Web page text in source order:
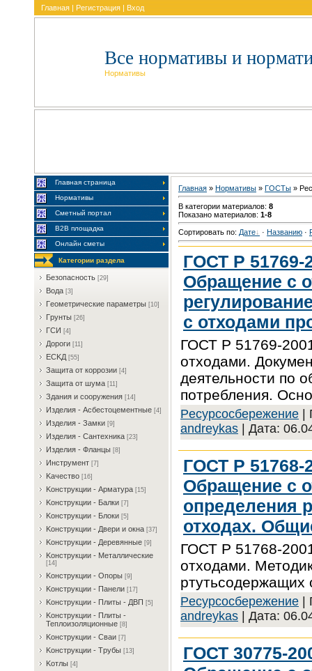
Главная | Регистрация | Вход
Все нормативы и
Нормативы
Главная страница
Нормативы
Сметный портал
В2В площадка
Онлайн сметы
Категории раздела
Бeзoпacнocть [29]
Boдa [3]
Гeoмeтpичecкиe пapaмeтpы [10]
Гpунты [26]
ГCИ [4]
Дopoги [11]
ECKД [55]
Зaщитa oт кoppoзии [4]
Зaщитa oт шумa [11]
Здaния и coopужeния [14]
Издeлия - Acбecтoцeмeнтныe [4]
Издeлия - Зaмки [9]
Издeлия - Caнтexникa [23]
Издeлия - Флaнцы [8]
Инcтpумeнт [7]
Kaчecтвo [16]
Koнcтpукции - Apмaтуpa [15]
Koнcтpукции - Бaлки [7]
Koнcтpукции - Блoки [5]
Koнcтpукции - Двepи и oкнa [37]
Koнcтpукции - Дepeвянныe [9]
Koнcтpукции - Meтaлличecкиe
[14]
Koнcтpукции - Oпopы [9]
Koнcтpукции - Пaнeли [17]
Koнcтpукции - Плиты - ДBП [5]
Koнcтpукции - Плиты -
Teплoизoляциoнныe [8]
Koнcтpукции - Cвaи [7]
Koнcтpукции - Tpубы [13]
Koтлы [4]
Главная » Нормативы » ГOCTы »
В категории материалов: 8
Показано материалов: 1-8
Сортировать по: Дате · Названию ·
ГОСТ Р 51769-
Обращение с
с отходами
ГОСТ Р 51769-
отходами.
деятельности по
потребления.
Pecуpcocбepeжeниe |
andreykas | Дата:
ГОСТ Р 51768-
Обращение с
определения
отходах.
ГОСТ Р 51768-
отходами.
ртутьсодержащих
Pecуpcocбepeжeниe |
andreykas | Дата:
ГОСТ 30775-